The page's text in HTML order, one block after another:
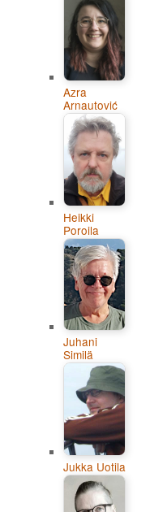
Azra
Arnautović
Heikki
Poroila
Juhani
Similä
Jukka Uotila